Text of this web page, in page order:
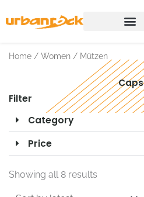
to
Home / Women / Mützen
Caps
Filter
Category
Price
Showing all 8 results